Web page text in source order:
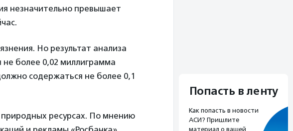
незначительно превышает
Но результат анализа
не более 0,02 миллиграмма
содержаться не более 0,1
ресурсах. По мнению
Попасть в ленту
Как попасть в новости
АСИ? Пришлите
материал о вашей